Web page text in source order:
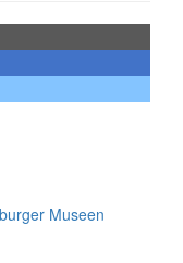
Museen